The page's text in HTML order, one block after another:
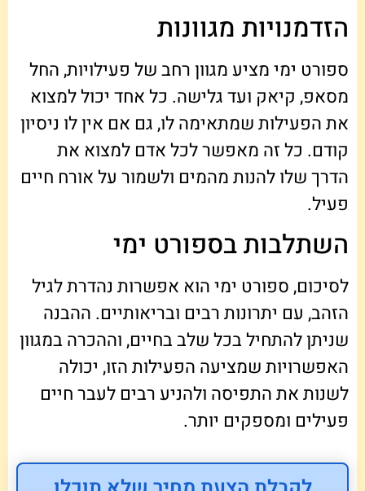
הזדמנויות מגוונות
ספורט ימי מציע מגוון רחב של פעילויות, החל
מסאפ, קיאק ועד גלישה. כל אחד יכול למצוא
את הפעילות שמתאימה לו, גם אם אין לו ניסיון
קודם. כל זה מאפשר לכל אדם למצוא את
הדרך שלו להנות מהמים ולשמור על אורח חיים
פעיל.
השתלבות בספורט ימי
לסיכום, ספורט ימי הוא אפשרות נהדרת לגיל
הזהב, עם יתרונות רבים ובריאותיים. ההבנה
שניתן להתחיל בכל שלב בחיים, וההכרה במגוון
האפשרויות שמציעה הפעילות הזו, יכולה
לשנות את התפיסה ולהניע רבים לעבר חיים
פעילים ומספקים יותר.